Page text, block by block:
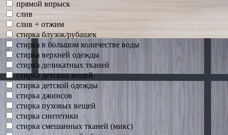
прямой впрыск
слив
слив + отжим
стирка блузок/рубашек
стирка в большом количестве воды
стирка верхней одежды
стирка деликатных тканей
стирка детских вещей
стирка детской одежды
стирка джинсов
стирка пуховых вещей
стирка синтетики
стирка смешанных тканей (микс)